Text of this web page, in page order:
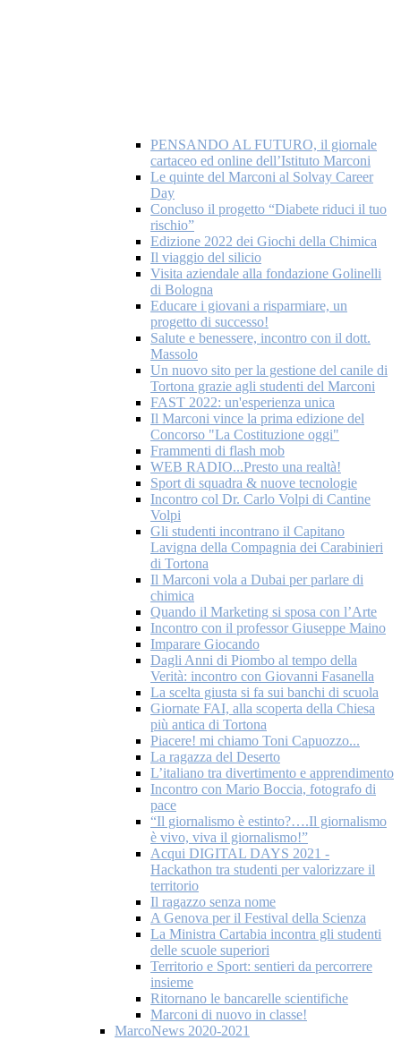
PENSANDO AL FUTURO, il giornale
cartaceo ed online dell’Istituto Marconi
Le quinte del Marconi al Solvay Career
Day
Concluso il progetto “Diabete riduci il tuo
rischio”
Edizione 2022 dei Giochi della Chimica
Il viaggio del silicio
Visita aziendale alla fondazione Golinelli
di Bologna
Educare i giovani a risparmiare, un
progetto di successo!
Salute e benessere, incontro con il dott.
Massolo
Un nuovo sito per la gestione del canile di
Tortona grazie agli studenti del Marconi
FAST 2022: un'esperienza unica
Il Marconi vince la prima edizione del
Concorso "La Costituzione oggi"
Frammenti di flash mob
WEB RADIO...Presto una realtà!
Sport di squadra & nuove tecnologie
Incontro col Dr. Carlo Volpi di Cantine
Volpi
Gli studenti incontrano il Capitano
Lavigna della Compagnia dei Carabinieri
di Tortona
Il Marconi vola a Dubai per parlare di
chimica
Quando il Marketing si sposa con l’Arte
Incontro con il professor Giuseppe Maino
Imparare Giocando
Dagli Anni di Piombo al tempo della
Verità: incontro con Giovanni Fasanella
La scelta giusta si fa sui banchi di scuola
Giornate FAI, alla scoperta della Chiesa
più antica di Tortona
Piacere! mi chiamo Toni Capuozzo...
La ragazza del Deserto
L’italiano tra divertimento e apprendimento
Incontro con Mario Boccia, fotografo di
pace
“Il giornalismo è estinto?….Il giornalismo
è vivo, viva il giornalismo!”
Acqui DIGITAL DAYS 2021 -
Hackathon tra studenti per valorizzare il
territorio
Il ragazzo senza nome
A Genova per il Festival della Scienza
La Ministra Cartabia incontra gli studenti
delle scuole superiori
Territorio e Sport: sentieri da percorrere
insieme
Ritornano le bancarelle scientifiche
Marconi di nuovo in classe!
MarcoNews 2020-2021